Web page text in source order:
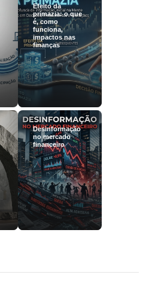
Efeito da
primazia: o que
é, como
funciona,
impactos nas
finanças
Desinformação
no mercado
financeiro